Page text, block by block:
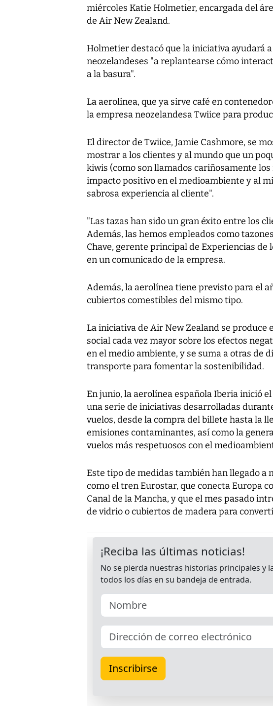
miércoles Katie Holmetier, encargada del
de Air New Zealand.
Holmetier destacó que la iniciativa ayudará
neozelandeses "a replantearse cómo
a la basura".
La aerolínea, que ya sirve café en
la empresa neozelandesa Twiice para
El director de Twiice, Jamie Cashmore, se
mostrar a los clientes y al mundo que un
kiwis (como son llamados cariñosamente
impacto positivo en el medioambiente y al
sabrosa experiencia al cliente".
"Las tazas han sido un gran éxito entre los
Además, las hemos empleados como
Chave, gerente principal de Experiencias de
en un comunicado de la empresa.
Además, la aerolínea tiene previsto para el
cubiertos comestibles del mismo tipo.
La iniciativa de Air New Zealand se produce
social cada vez mayor sobre los efectos
en el medio ambiente, y se suma a otras de
transporte para fomentar la sostenibilidad.
En junio, la aerolínea española Iberia inició
una serie de iniciativas desarrolladas
vuelos, desde la compra del billete hasta la
emisiones contaminantes, así como la
vuelos más respetuosos con el
Este tipo de medidas también han llegado
como el tren Eurostar, que conecta Europa
Canal de la Mancha, y que el mes pasado
de vidrio o cubiertos de madera para